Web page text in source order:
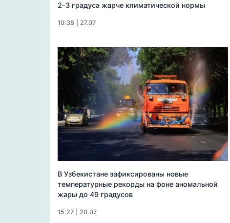
2-3 градуса жарче климатической нормы
10:38 | 27.07
В Узбекистане зафиксированы новые
температурные рекорды на фоне аномальной
жары до 49 градусов
15:27 | 20.07